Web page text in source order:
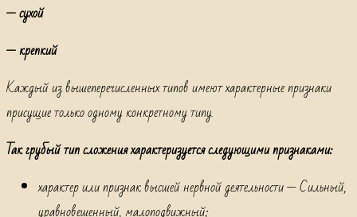
— сухой
— крепкий
Каждый из вышеперечисленных типов имеют характерные признаки
присущие только одному конкретному типу.
Так грубый типсложения характеризуется следующими признаками:
характер или признак высшей нервной деятельности — Сильный,